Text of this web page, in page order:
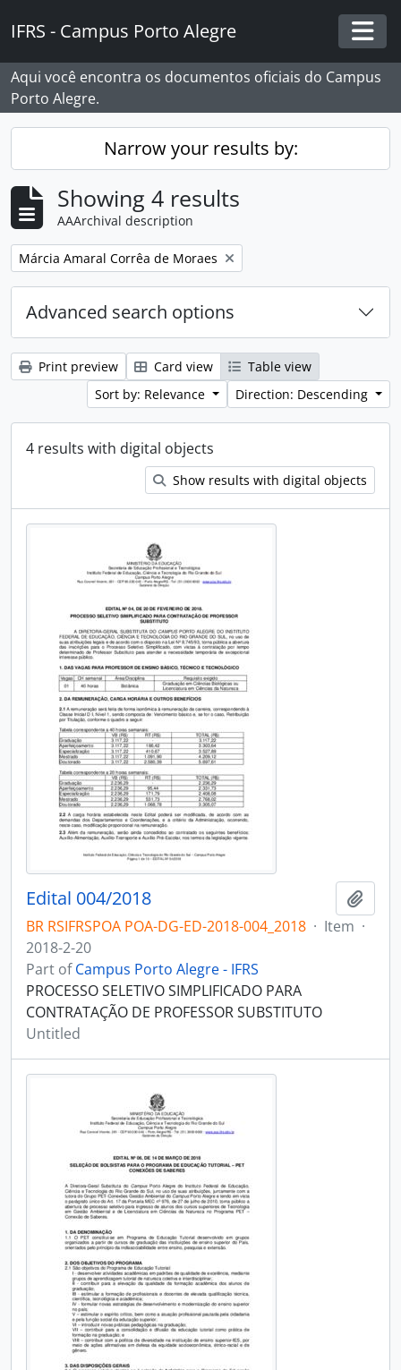
IFRS - Campus Porto Alegre
Aqui você encontra os documentos oficiais do Campus
Porto Alegre.
Narrow your results by:
Showing 4 results
AAArchival description
Remove filter:
Márcia Amaral Corrêa de Moraes
Advanced search options
Print preview Card view
Table view
Sort by: Relevance
Direction: Descending
4 results with digital objects
Show results with digital objects
Edital 004/2018
BR RSIFRSPOA POA-DG-ED-2018-004_2018 · Item ·
2018-2-20
Part ofCampus Porto Alegre - IFRS
PROCESSO SELETIVO SIMPLIFICADO PARA
CONTRATAÇÃO DE PROFESSOR SUBSTITUTO
Untitled